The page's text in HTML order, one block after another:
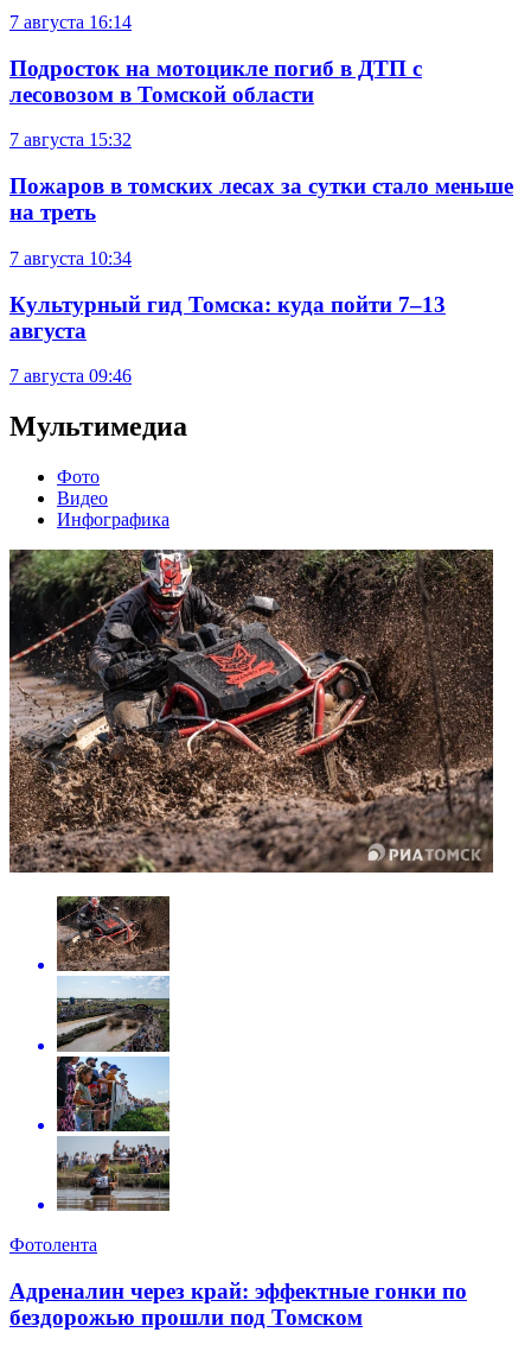
7 августа 16:14
Подросток на мотоцикле погиб в ДТП с
лесовозом в Томской области
7 августа 15:32
Пожаров в томских лесах за сутки стало меньше
на треть
7 августа 10:34
Культурный гид Томска: куда пойти 7–13
августа
7 августа 09:46
Мультимедиа
Фото
Видео
Инфографика
Фотолента
Адреналин через край: эффектные гонки по
бездорожью прошли под Томском